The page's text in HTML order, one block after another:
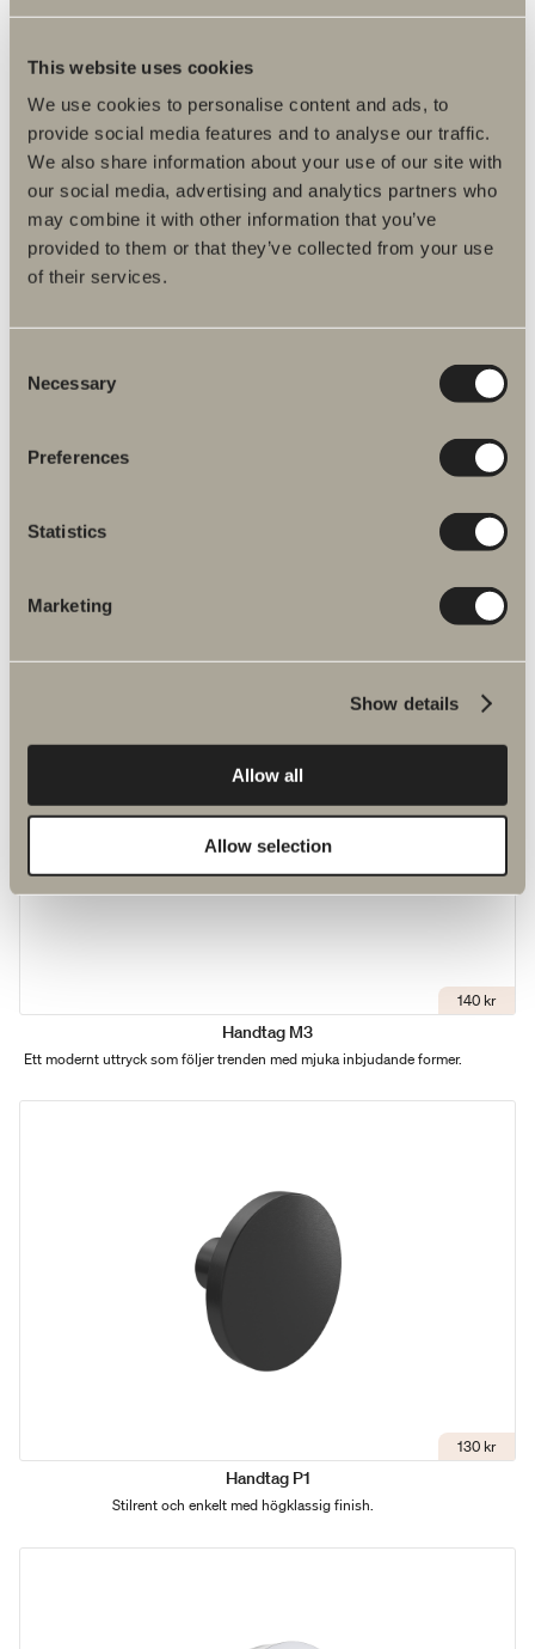
This website uses cookies
We use cookies to personalise content and ads, to
provide social media features and to analyse our traffic.
We also share information about your use of our site with
our social media, advertising and analytics partners who
may combine it with other information that you’ve
provided to them or that they’ve collected from your use
of their services.
Selection
Necessary
Preferences
Statistics
Marketing
Show details
Allow all
Allow selection
Handtag S4 40 mm
Ett minimalistiskt profilhandtag som passar till plana frontuttryck i de
flesta miljöer.
140 kr
Ett modernt uttryck som följer trenden med mjuka inbjudande former.
140 kr
Handtag M3
Ett modernt uttryck som följer trenden med mjuka inbjudande former.
130 kr
Handtag P1
Stilrent och enkelt med högklassig finish.